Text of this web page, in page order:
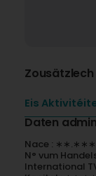
Eis
Daten
Nace : ∗∗.∗∗∗
N° vum
International